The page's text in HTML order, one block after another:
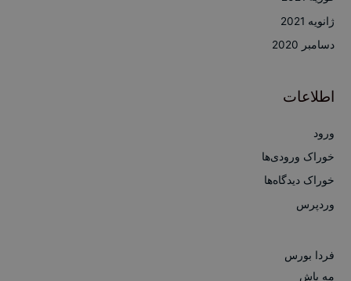
ژانویه 2021
دسامبر 2020
اطلاعات
ورود
خوراک ورودی‌ها
خوراک دیدگاه‌ها
وردپرس
فردا بورس
مه پاش